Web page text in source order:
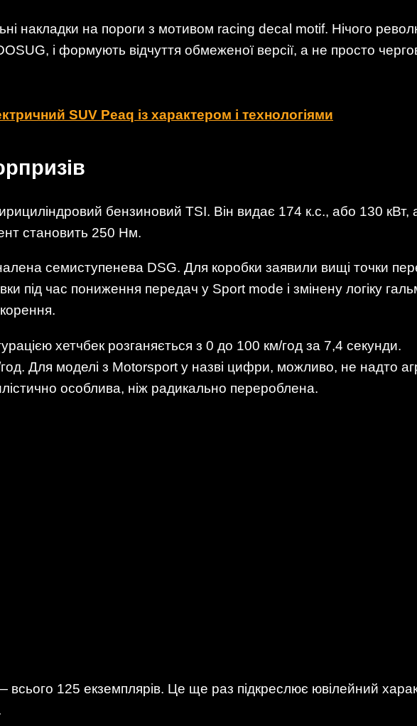
накладки на пороги з мотивом racing decal motif. Нічого
і формують відчуття обмеженої версії, а не просто
SUV Peaq із характером і технологіями
бензиновий TSI. Він видає 174 к.с., або 130 кВт,
становить 250 Нм.
семиступенева DSG. Для коробки заявили вищі точки
під час пониження передач у Sport mode і змінену логіку
хетчбек розганяється з 0 до 100 км/год за 7,4 секунди.
Для моделі з Motorsport у назві цифри, можливо, не надто
особлива, ніж радикально перероблена.
125 екземплярів. Це ще раз підкреслює ювілейний